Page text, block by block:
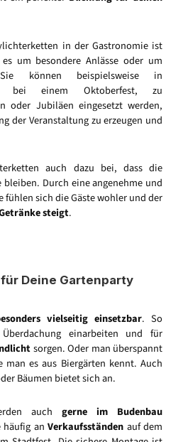
in der Gastronomie ist
um besondere Anlässe oder um
können beispielsweise in
bei einem Oktoberfest, zu
oder Jubiläen eingesetzt werden,
der Veranstaltung zu erzeugen und
auch dazu bei, dass die
bleiben. Durch eine angenehme und
fühlen sich die Gäste wohler und der
steigt.
Deine Gartenparty
vielseitig einsetzbar. So
einarbeiten und für
sorgen. Oder man überspannt
man es aus Biergärten kennt. Auch
Bäumen bietet sich an.
auch gerne im Budenbau
an Verkaufsständen auf dem